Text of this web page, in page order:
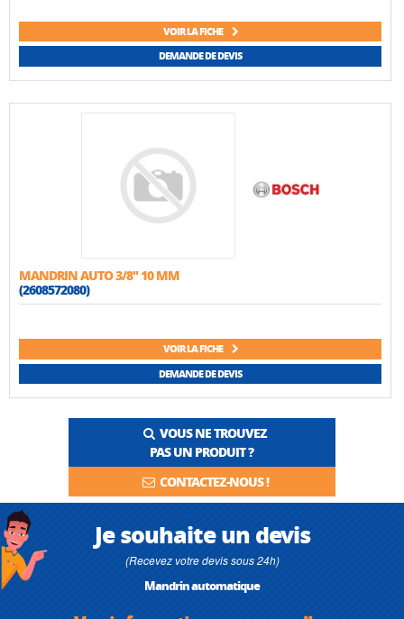
VOIR LA FICHE
DEMANDE DE DEVIS
MANDRIN AUTO 3/8'' 10 MM
(2608572080)
VOIR LA FICHE
DEMANDE DE DEVIS
VOUS NE TROUVEZ
PAS UN PRODUIT ?
CONTACTEZ-NOUS !
Je souhaite un devis
(Recevez votre devis sous 24h)
Mandrin automatique